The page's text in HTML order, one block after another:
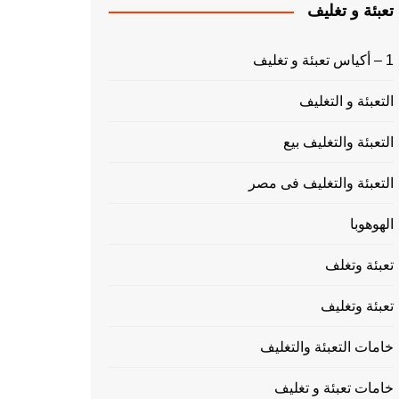
تعبئة و تغليف
1 – أكياس تعبئة و تغليف
التعبئة و التغليف
التعبئة والتغليف بيع
التعبئة والتغليف فى مصر
الهوهوبا
تعبئة وتغلف
تعبئة وتغليف
خامات التعبئة والتغليف
خامات تعبئة و تغليف